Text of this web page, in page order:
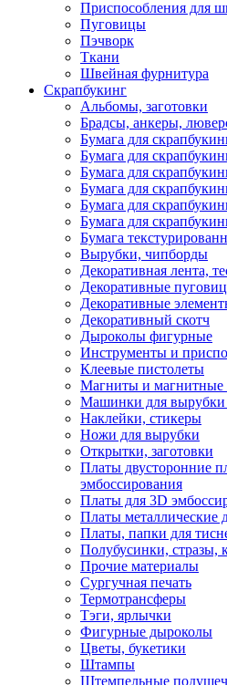
Приспособления для
Пуговицы
Пэчворк
Ткани
Швейная фурнитура
Скрапбукинг
Альбомы, заготовки
Брадсы, анкеры,
Бумага для
Бумага для
Бумага для
Бумага для
Бумага для
Бумага для
Бумага
Вырубки, чипборды
Декоративная лента,
Декоративные
Декоративные
Декоративный скотч
Дыроколы фигурные
Инструменты и
Клеевые пистолеты
Магниты и магнитные
Машинки для
Наклейки, стикеры
Ножи для вырубки
Открытки, заготовки
Платы двусторонние
эмбоссирования
Платы для 3D
Платы металлические
Платы, папки для
Полубусинки,
Прочие материалы
Сургучная печать
Термотрансферы
Тэги, ярлычки
Фигурные дыроколы
Цветы, букетики
Штампы
Штемпельные